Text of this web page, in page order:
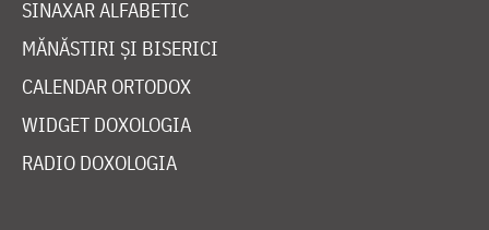
SINAXAR ALFABETIC
MĂNĂSTIRI ȘI BISERICI
CALENDAR ORTODOX
WIDGET DOXOLOGIA
RADIO DOXOLOGIA